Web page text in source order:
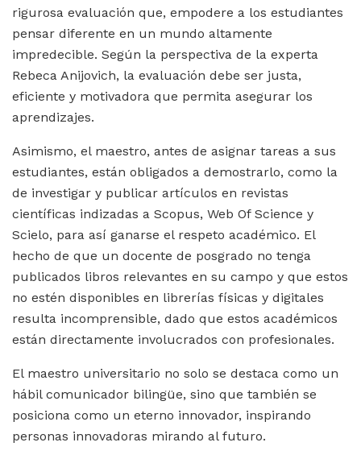
rigurosa evaluación que, empodere a los estudiantes
pensar diferente en un mundo altamente
impredecible. Según la perspectiva de la experta
Rebeca Anijovich, la evaluación debe ser justa,
eficiente y motivadora que permita asegurar los
aprendizajes.
Asimismo, el maestro, antes de asignar tareas a sus
estudiantes, están obligados a demostrarlo, como la
de investigar y publicar artículos en revistas
científicas indizadas a Scopus, Web Of Science y
Scielo, para así ganarse el respeto académico. El
hecho de que un docente de posgrado no tenga
publicados libros relevantes en su campo y que estos
no estén disponibles en librerías físicas y digitales
resulta incomprensible, dado que estos académicos
están directamente involucrados con profesionales.
El maestro universitario no solo se destaca como un
hábil comunicador bilingüe, sino que también se
posiciona como un eterno innovador, inspirando
personas innovadoras mirando al futuro.